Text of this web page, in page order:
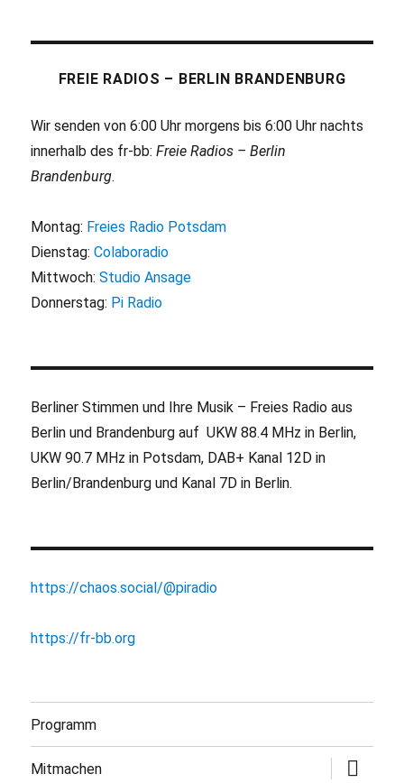
FREIE RADIOS – BERLIN BRANDENBURG
Wir senden von 6:00 Uhr morgens bis 6:00 Uhr nachts
innerhalb des fr-bb:Freie Radios – Berlin
Brandenburg.
Montag: Freies Radio Potsdam
Dienstag:Colaboradio
Mittwoch:Studio Ansage
Donnerstag: Pi Radio
Berliner Stimmen und Ihre Musik – Freies Radio aus
Berlin und Brandenburg auf UKW 88.4 MHz in Berlin,
UKW 90.7 MHz in Potsdam, DAB+ Kanal 12D in
Berlin/Brandenburg und Kanal 7D in Berlin.
https://chaos.social/@piradio
https://fr-bb.org
Programm
Mitmachen
öffnen